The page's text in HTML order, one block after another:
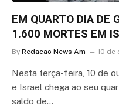
EM QUARTO DIA DE
1.600 MORTES EM
By Redacao News Am 10 de
Nesta terça-feira, 10 de
e Israel chega ao seu
saldo de…